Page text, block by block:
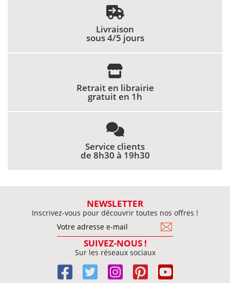
Livraison
sous 4/5 jours
Retrait en librairie
gratuit en 1h
Service clients
de 8h30 à 19h30
NEWSLETTER
Inscrivez-vous pour découvrir toutes nos offres !
SUIVEZ-NOUS !
Sur les réseaux sociaux